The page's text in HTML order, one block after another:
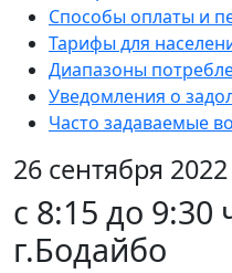
Способы оплаты и
Тарифы для
Диапазоны
Уведомления о
Часто задаваемые
26 сентября 2022
с 8:15 до 9:30
г.Бодайбо